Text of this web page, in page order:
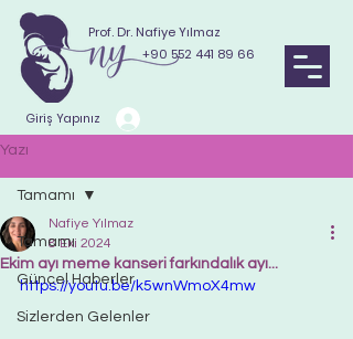
Prof. Dr. Nafiye Yılmaz
+90 552 441 89 66
Giriş Yapınız
Yazı
Tamamı
Güncel Haberler
Sizlerden Gelenler
Tamamı
Ekim ayı meme kanseri farkındalık ayı...
Nafiye Yılmaz
8 Eki 2024
https://youtu.be/k5wnWmoX4mw